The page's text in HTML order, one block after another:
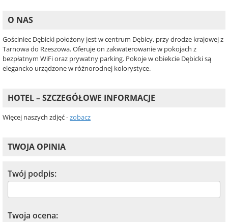
O NAS
Gościniec Dębicki położony jest w centrum Dębicy, przy drodze krajowej z
Tarnowa do Rzeszowa. Oferuje on zakwaterowanie w pokojach z
bezpłatnym WiFi oraz prywatny parking. Pokoje w obiekcie Dębicki są
elegancko urządzone w różnorodnej kolorystyce.
HOTEL – SZCZEGÓŁOWE INFORMACJE
Więcej naszych zdjęć -zobacz
TWOJA OPINIA
Twój podpis:
Twoja ocena: